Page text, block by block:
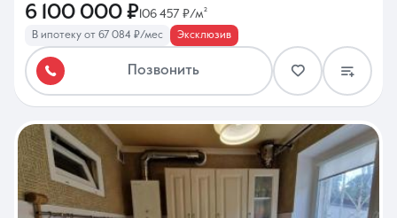
6 100 000 ₽106 457 ₽/м²
В ипотеку от 67 084 ₽/мес Эксклюзив
Позвонить